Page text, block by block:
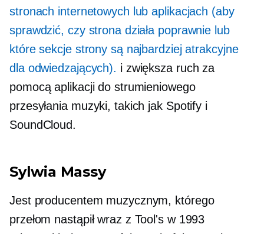
stronach internetowych lub aplikacjach (aby
sprawdzić, czy strona działa poprawnie lub
które sekcje strony są najbardziej atrakcyjne
dla odwiedzających). i zwiększa ruch za
pomocą aplikacji do strumieniowego
przesyłania muzyki, takich jak Spotify i
SoundCloud.
Sylwia Massy
Jest producentem muzycznym, którego
przełom nastąpił wraz z Tool's w 1993